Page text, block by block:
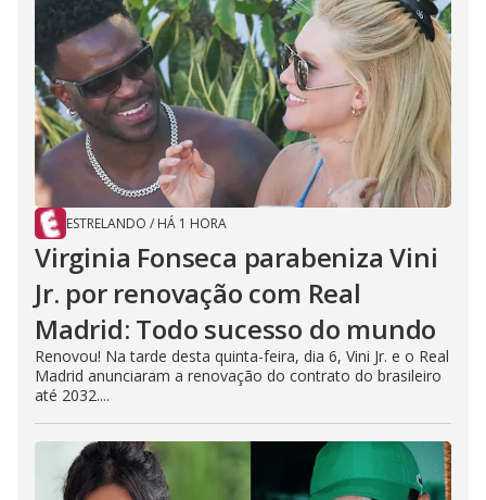
ESTRELANDO / HÁ 1 HORA
Virginia Fonseca parabeniza Vini
Jr. por renovação com Real
Madrid: Todo sucesso do mundo
Renovou! Na tarde desta quinta-feira, dia 6, Vini Jr. e o Real
Madrid anunciaram a renovação do contrato do brasileiro
até 2032....